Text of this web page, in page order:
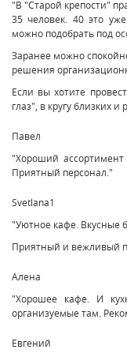
"В "Старой крепости"
35 человек. 40 это
можно подобрать под
Заранее можно
решения
Если вы хотите
глаз", в кругу близких
Павел
"Хороший
Приятный персонал."
Svetlana1
"Уютное кафе. Вкусные
Приятный и вежливый
Алена
"Хорошее кафе. И
организуемые там.
Евгений